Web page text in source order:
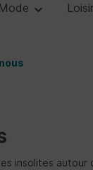
Mode
insolites autour